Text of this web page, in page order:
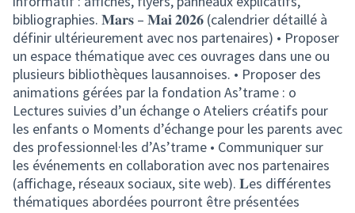
bibliographies. 𝐌𝐚𝐫𝐬 – 𝐌𝐚𝐢 𝟐𝟎𝟐𝟔 (calendrier détaillé à
définir ultérieurement avec nos partenaires) • Proposer
un espace thématique avec ces ouvrages dans une ou
plusieurs bibliothèques lausannoises. • Proposer des
animations gérées par la fondation As’trame : o
Lectures suivies d’un échange o Ateliers créatifs pour
les enfants o Moments d’échange pour les parents avec
des professionnel·les d’As’trame • Communiquer sur
les événements en collaboration avec nos partenaires
(affichage, réseaux sociaux, site web). 𝐋es différentes
thématiques abordées pourront être présentées